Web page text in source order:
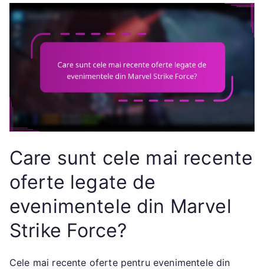
Care sunt cele mai recente
oferte legate de
evenimentele din Marvel
Strike Force?
Cele mai recente oferte pentru evenimentele din